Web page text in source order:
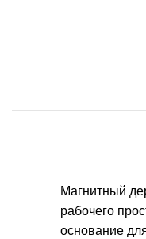
Магнитный
рабочего
основание